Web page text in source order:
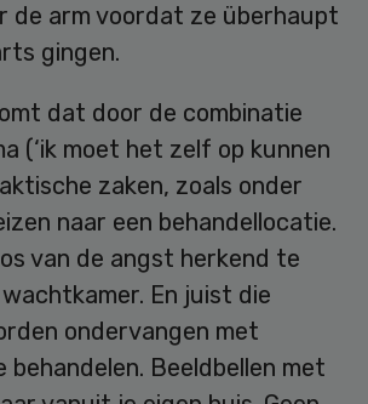
de arm voordat ze überhaupt
gingen.
dat door de combinatie
(‘ik moet het zelf op kunnen
zaken, zoals onder
naar een behandellocatie.
van de angst herkend te
En juist die
ondervangen met
behandelen. Beeldbellen met